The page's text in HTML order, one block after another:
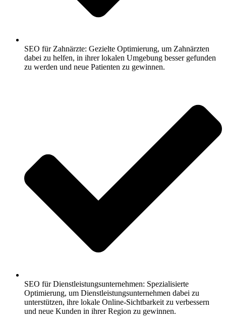
SEO für Zahnärzte: Gezielte Optimierung, um Zahnärzten
dabei zu helfen, in ihrer lokalen Umgebung besser gefunden
zu werden und neue Patienten zu gewinnen.
SEO für Dienstleistungsunternehmen: Spezialisierte
Optimierung, um Dienstleistungsunternehmen dabei zu
unterstützen, ihre lokale Online-Sichtbarkeit zu verbessern
und neue Kunden in ihrer Region zu gewinnen.